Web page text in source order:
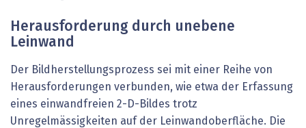
Herausforderung durch unebene
Leinwand
Der Bildherstellungsprozess sei mit einer Reihe von
Herausforderungen verbunden, wie etwa der Erfassung
eines einwandfreien 2-D-Bildes trotz
Unregelmässigkeiten auf der Leinwandoberfläche. Die